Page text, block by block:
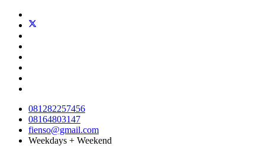
081282257456
08164803147
fienso@gmail.com
Weekdays + Weekend